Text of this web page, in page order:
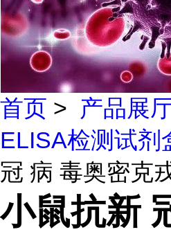
首页 > 产品展
ELISA检测试剂
冠 病 毒奥密克
小鼠抗新